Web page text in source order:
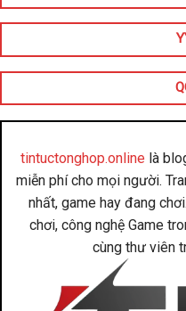
tintuctonghop.online là
miễn phí cho mọi người.
nhất, game hay đang
chơi, công nghệ Game
cùng thư viên